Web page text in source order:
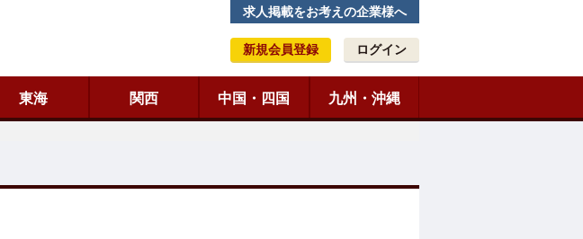
求人掲載をお考えの企業様へ
新規会員登録 ログイン
東海 関西 中国・四国 九州・沖縄